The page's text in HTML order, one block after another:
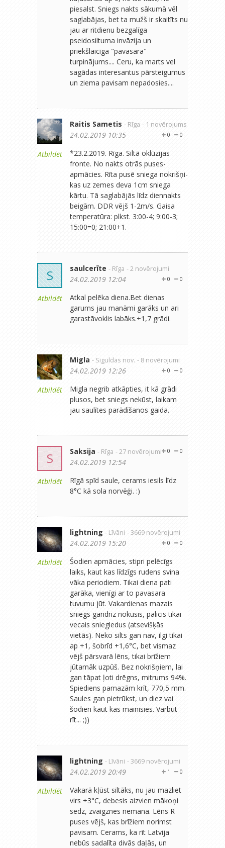
piesalst. Sniegs nakts sākumā vēl
saglabājas, bet ta mužš ir skaitīts nu
jau ar ritdienu bezgalīga
pseidosiltuma invāzija un
priekšlaicīga "pavasara"
turpinājums.... Ceru, ka marts vel
sagādas interesantus pārsteigumus
un ziema pavisam nepadosies....
Atbildēt
Raitis Sametis - Rīga - 1 novērojums
0
0
24.02.2019 10:35
*23.2.2019. Rīga. Siltā oklūzijas
fronte. No nakts otrās puses-
apmācies. Rīta pusē sniega nokrišņi-
kas uz zemes deva 1cm sniega
kārtu. Tā saglabājās līdz diennakts
beigām. DDR vējš 1-2m/s. Gaisa
temperatūra: plkst. 3:00-4; 9:00-3;
15:00=0; 21:00+1.
S
Atbildēt
saulcerīte - Rīga - 2 novērojumi
0
0
24.02.2019 12:04
Atkal pelēka diena.Bet dienas
garums jau manāmi garāks un ari
garastāvoklis labāks.+1,7 grādi.
Atbildēt
Migla - Siguldas nov. - 8 novērojumi
0
0
24.02.2019 12:26
Migla negrib atkāpties, it kā grādi
plusos, bet sniegs nekūst, laikam
jau saulītes parādīšanos gaida.
S
Atbildēt
Saksija - Rīga - 27 novērojumi 0
0
24.02.2019 12:54
Rīgā spīd saule, cerams iesils līdz
8°C kā sola norvēģi. :)
Atbildēt
lightning - Līvāni - 3669 novērojumi
0
0
24.02.2019 15:20
Šodien apmācies, stipri pelēcīgs
laiks, kaut kas līdzīgs rudens svina
vāka periodiem. Tikai diena pati
garāka, vienīgi ar to pavasara
tuvumu jūt. Vakardienas mazais
sniegs gandrīz nokusis, palicis tikai
vecais sniegledus (atsevišķās
vietās). Neko silts gan nav, ilgi tikai
ap +1, šobrīd +1,6°C, bet vismaz
vējš pārsvarā lēns, tikai brīžiem
jūtamāk uzpūš. Bez nokrišņiem, lai
gan tāpat ļoti drēgns, mitrums 94%.
Spiediens pamazām krīt, 770,5 mm.
Saules gan pietrūkst, un diez vai
šodien kaut kas mainīsies. Varbūt
rīt... ;))
Atbildēt
lightning - Līvāni - 3669 novērojumi
0
1
24.02.2019 20:49
Vakarā kļūst siltāks, nu jau mazliet
virs +3°C, debesis aizvien mākoņi
sedz, zvaigznes nemana. Lēns R
puses vējš, kas brīžiem norimst
pavisam. Cerams, ka rīt Latvija
nebūs sadalīta divās daļās, un